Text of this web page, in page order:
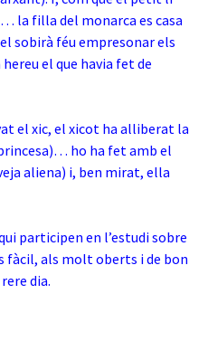
la filla del monarca es casa
sobirà féu empresonar els
el que havia fet de
el xic, el xicot ha alliberat la
ho ha fet amb el
aliena) i, ben mirat, ella
participen en l’estudi sobre
fàcil, als molt oberts i de bon
dia.